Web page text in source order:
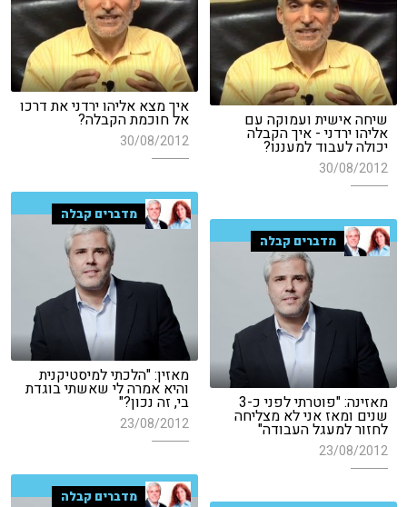
איך מצא אליהו ירדני את דרכו
אל חוכמת הקבלה?
30/08/2012
שיחה אישית ועמוקה עם
אליהו ירדני - איך הקבלה
יכולה לעבוד למעננו?
30/08/2012
מדברים קבלה
מאזין: "הלכתי למיסטיקנית
והיא אמרה לי שאשתי בוגדת
בי, זה נכון?"
23/08/2012
מדברים קבלה
מאזינה: "פוטרתי לפני כ-3
שנים ומאז אני לא מצליחה
לחזור למעגל העבודה"
23/08/2012
מדברים קבלה